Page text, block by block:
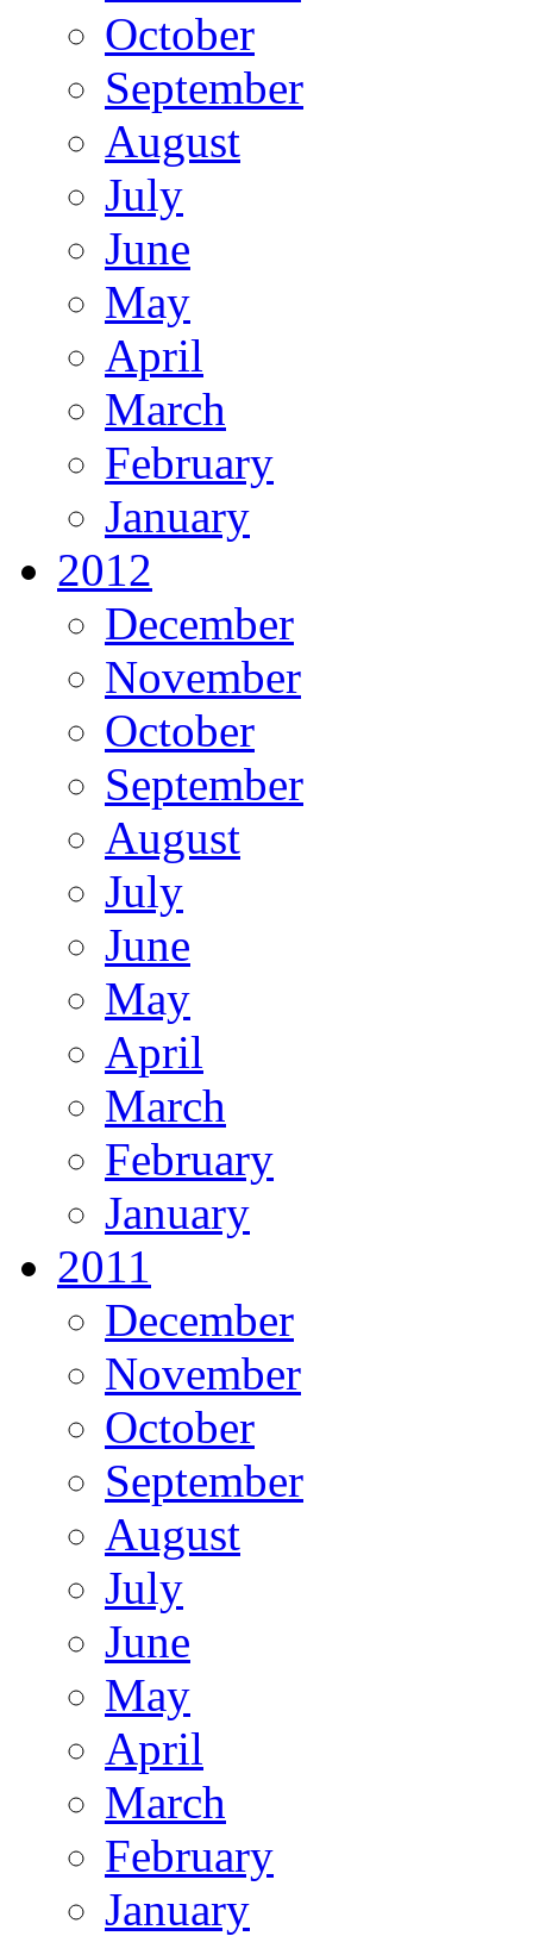
October
September
August
July
June
May
April
March
February
January
2012
December
November
October
September
August
July
June
May
April
March
February
January
2011
December
November
October
September
August
July
June
May
April
March
February
January